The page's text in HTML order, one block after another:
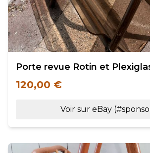
Porte revue Rotin et
120,00 €
Voir sur eBay